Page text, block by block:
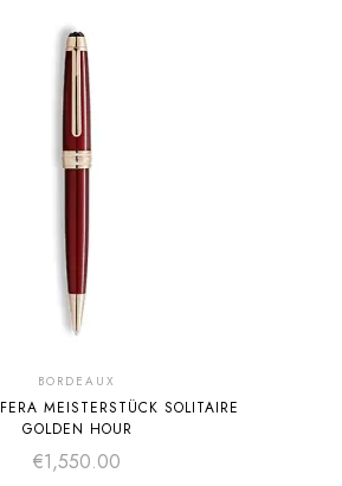
BORDEAUX
MEISTERSTÜCK SOLITAIRE
GOLDEN HOUR
€1,550.00